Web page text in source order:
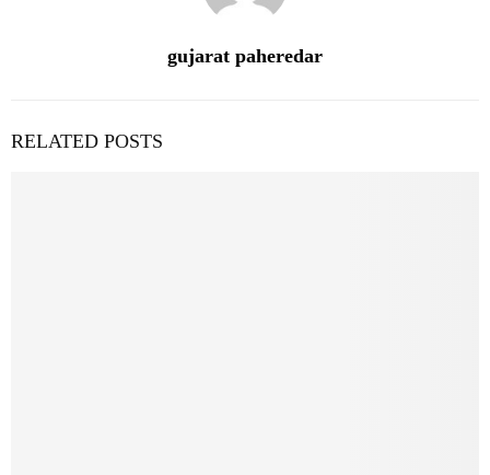
gujarat paheredar
RELATED POSTS